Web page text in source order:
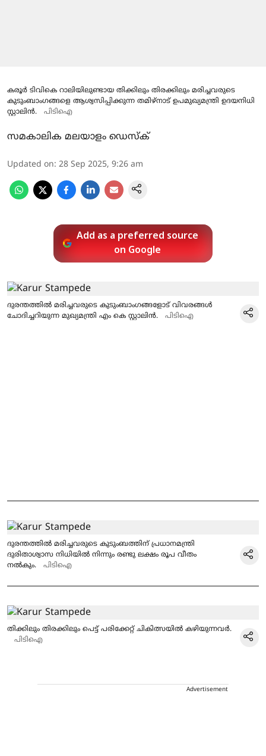
കരൂർ ടിവികെ റാലിയിലുണ്ടായ തിക്കിലും തിരക്കിലും മരിച്ചവരുടെ
കുടുംബാംഗങ്ങളെ ആശ്വസിപ്പിക്കുന്ന തമിഴ്‌നാട് ഉപമുഖ്യമന്ത്രി ഉദയനിധി
സ്റ്റാലിൻ.
പിടിഐ
സമകാലിക മലയാളം ഡെസ്ക്
Updated on: 28 Sep 2025, 9:26 am
Add as a preferred source
on Google
ദുരന്തത്തിൽ മരിച്ചവരുടെ കുടുംബാം​ഗങ്ങളോട് വിവരങ്ങൾ
ചോദിച്ചറിയുന്ന മുഖ്യമന്ത്രി എം കെ സ്റ്റാലിൻ.
പിടിഐ
ദുരന്തത്തില്‍ മരിച്ചവരുടെ കുടുംബത്തിന് പ്രധാനമന്ത്രി
ദുരിതാശ്വാസ നിധിയില്‍ നിന്നും രണ്ടു ലക്ഷം രൂപ വീതം
നല്‍കും.
പിടിഐ
തിക്കിലും തിരക്കിലും പെട്ട് പരിക്കേറ്റ് ചികിത്സയിൽ കഴിയുന്നവർ.
പിടിഐ
Advertisement